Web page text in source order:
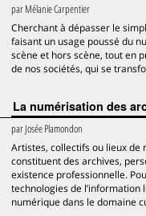
parMélanie Carpentier
Cherchant à dépasser le
faisant un usage poussé du
scène et hors scène, tout en
de nos sociétés, qui se
La numérisation des
parJosée Plamondon
Artistes, collectifs ou lieux de
constituent des archives,
existence professionnelle.
technologies de l’information
numérique dans le domaine